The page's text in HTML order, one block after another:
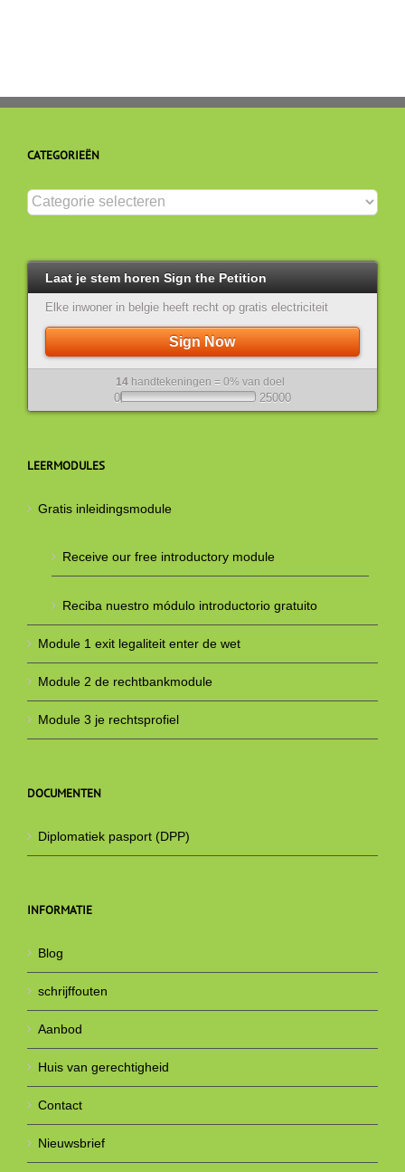
CATEGORIEËN
Categorieën
Laat je stem horen Sign the Petition
Elke inwoner in belgie heeft recht op gratis electriciteit
Sign Now
14 handtekeningen = 0% van doel
0 25000
LEERMODULES
Gratis inleidingsmodule
Receive our free introductory module
Reciba nuestro módulo introductorio gratuito
Module 1 exit legaliteit enter de wet
Module 2 de rechtbankmodule
Module 3 je rechtsprofiel
DOCUMENTEN
Diplomatiek pasport (DPP)
INFORMATIE
Blog
schrijffouten
Aanbod
Huis van gerechtigheid
Contact
Nieuwsbrief